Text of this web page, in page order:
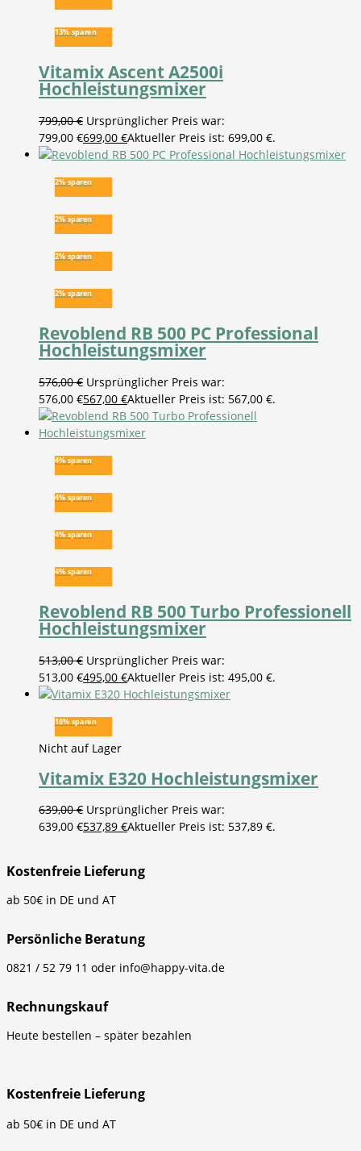
13% sparen
Vitamix Ascent A2500i
Hochleistungsmixer
799,00€ Ursprünglicher Preis war:
799,00 €699,00 €Aktueller Preis ist: 699,00 €.
2% sparen
2% sparen
2% sparen
2% sparen
Revoblend RB 500 PC Professional
Hochleistungsmixer
576,00€ Ursprünglicher Preis war:
576,00 €567,00 €Aktueller Preis ist: 567,00 €.
4% sparen
4% sparen
4% sparen
4% sparen
Revoblend RB 500 Turbo Professionell
Hochleistungsmixer
513,00€ Ursprünglicher Preis war:
513,00 €495,00 €Aktueller Preis ist: 495,00 €.
16% sparen
Nicht auf Lager
Vitamix E320 Hochleistungsmixer
639,00€ Ursprünglicher Preis war:
639,00 €537,89 €Aktueller Preis ist: 537,89 €.
Kostenfreie Lieferung
ab 50€ in DE und AT
Persönliche Beratung
0821 / 52 79 11 oder info@happy-vita.de
Rechnungskauf
Heute bestellen – später bezahlen
Kostenfreie Lieferung
ab 50€ in DE und AT